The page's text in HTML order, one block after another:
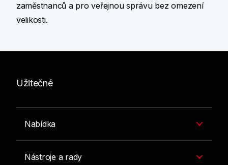
zaměstnanců a pro veřejnou správu bez omezení
velikosti.
Užitečné
Nabídka
Nástroje a rady